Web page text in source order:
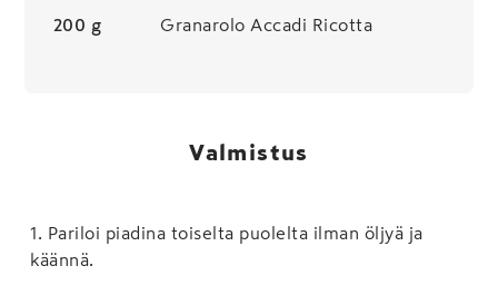
200 g Granarolo Accadi Ricotta
Valmistus
1
Pariloi piadina toiselta puolelta ilman öljyä ja
käännä.